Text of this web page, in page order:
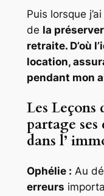
Puis lorsque
de la
retraite. D’où
location,
pendant mon
Les
partage
dans l’
Ophélie : Au
erreurs